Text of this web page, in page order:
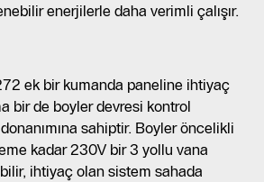
enerjilerle daha verimli çalışır.
ek bir kumanda paneline ihtiyaç
bir de boyler devresi kontrol
sahiptir. Boyler öncelikli
kadar 230V bir 3 yollu vana
ihtiyaç olan sistem sahada